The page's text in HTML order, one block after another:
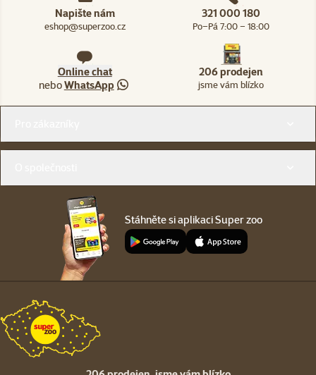
Napište nám
eshop@superzoo.cz
321 000 180
Po–Pá 7:00 – 18:00
Online chat
neboWhatsApp
206 prodejen
jsme vám blízko
Stáhněte si aplikaci Super zoo